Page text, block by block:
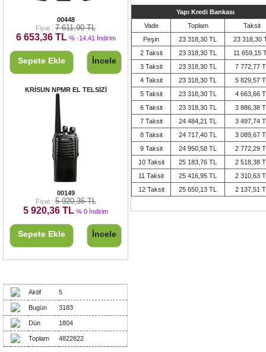
00448
Fiyat : 7 611,90 TL
6 653,36 TL% -14.41 İndirim
Sepete Ekle İncele
KRİSUN NPMR EL TELSİZİ
00149
Fiyat : 5 920,36 TL
5 920,36 TL % 0 İndirim
Sepete Ekle İncele
Aktif 5
Bugün 3183
Dün 1804
Toplam 4822822
Yapı Kredi Bankası
Vade
Toplam
Taksit
Peşin
23 318,30 TL
23 318,30
2 Taksit
23 318,30 TL
11 659,15
3 Taksit
23 318,30 TL
7 772,77
4 Taksit
23 318,30 TL
5 829,57
5 Taksit
23 318,30 TL
4 663,66
6 Taksit
23 318,30 TL
3 886,38
7 Taksit
24 484,21 TL
3 497,74
8 Taksit
24 717,40 TL
3 089,67
9 Taksit
24 950,58 TL
2 772,29
10 Taksit
25 183,76 TL
2 518,38
11 Taksit
25 416,95 TL
2 310,63
12 Taksit
25 650,13 TL 2 137,51